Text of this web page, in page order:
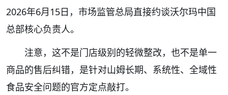
2026年6月15日，市场监管总局直接约谈沃尔玛中国
总部核心负责人。
注意，这不是门店级别的轻微整改，也不是单一
商品的售后纠错，是针对山姆长期、系统性、全域性
食品安全问题的官方定点敲打。